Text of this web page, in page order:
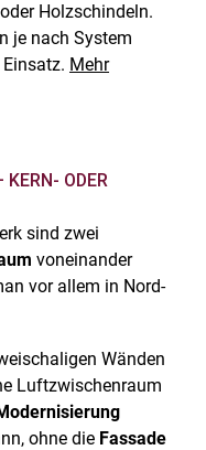
Holzschindeln.
je nach System
Mehr
KERN- ODER
sind zwei
voneinander
vor allem in Nord-
Wänden
Luftzwischenraum
ohne die Fassade